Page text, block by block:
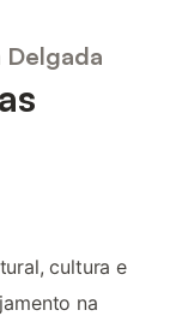
Delgada
cultura e
na